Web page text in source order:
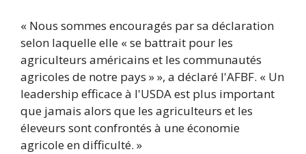
« Nous sommes encouragés par sa déclaration
selon laquelle elle « se battrait pour les
agriculteurs américains et les communautés
agricoles de notre pays » », a déclaré l'AFBF. « Un
leadership efficace à l'USDA est plus important
que jamais alors que les agriculteurs et les
éleveurs sont confrontés à une économie
agricole en difficulté. »